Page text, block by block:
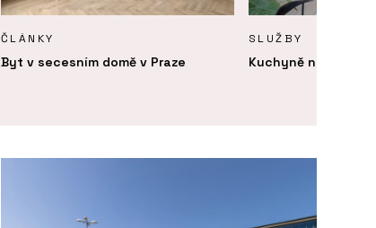
ČLÁNKY
Byt v secesním domě v Praze
SLUŽBY
Kuchyně na zakázku